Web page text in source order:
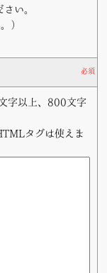
い。
）
必須
字以上、800文字
タグは使えま